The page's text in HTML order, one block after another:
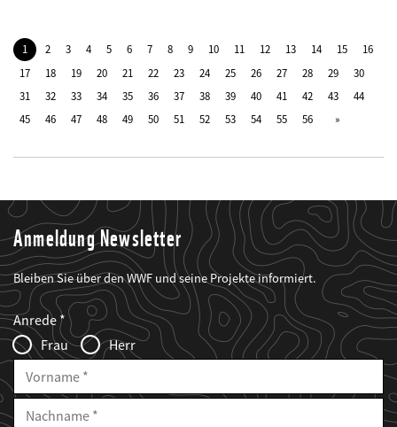
1 2 3 4 5 6 7 8 9 10 11 12 13 14 15
16
17
18 19 20 21 22 23 24 25 26 27 28 29
30
31
32 33 34 35 36 37 38 39 40 41 42 43
44
45
46 47 48 49 50 51 52 53 54 55 56
Anmeldung Newsletter
Bleiben Sie über den WWF und seine Projekte informiert.
Web2Case
Infofelder
Fieldset
anrede_name
Anrede
Frau
Herr
Vorname
Nachname